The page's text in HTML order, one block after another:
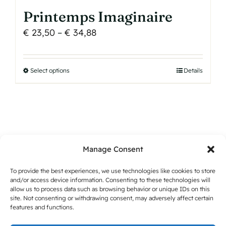
Manage Consent
To provide the best experiences, we use technologies like cookies to store
and/or access device information. Consenting to these technologies will
allow us to process data such as browsing behavior or unique IDs on this
site. Not consenting or withdrawing consent, may adversely affect certain
features and functions.
Printemps Imaginaire
€ 23,50 – € 34,88Price
€ 23,50
Select optionsThis
product
may
be
chosen
Details